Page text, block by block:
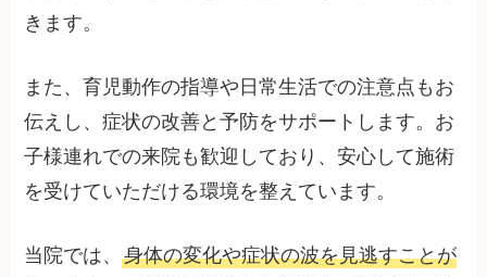
きます。
また、育児動作の指導や日常生活での注意点もお
伝えし、症状の改善と予防をサポートします。お
子様連れでの来院も歓迎しており、安心して施術
を受けていただける環境を整えています。
当院では、身体の変化や症状の波を見逃すことが